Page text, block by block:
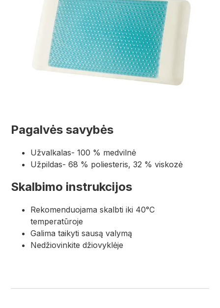
Pagalvės savybės
Užvalkalas- 100 % medvilnė
Užpildas- 68 % poliesteris, 32 % viskozė
Skalbimo instrukcijos
Rekomenduojama skalbti iki 40°C
temperatūroje
Galima taikyti sausą valymą
Nedžiovinkite džiovyklėje